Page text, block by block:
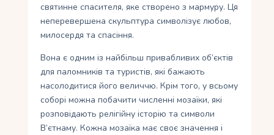
святинне спасителя, яке створено з мармуру. Ця
неперевершена скульптура символізує любов,
милосердя та спасіння.
Вона є одним із найбільш привабливих об’єктів
для паломників та туристів, які бажають
насолодитися його величчю. Крім того, у всьому
соборі можна побачити численні мозаїки, які
розповідають релігійну історію та символи
В’єтнаму. Кожна мозаїка має своє значення і